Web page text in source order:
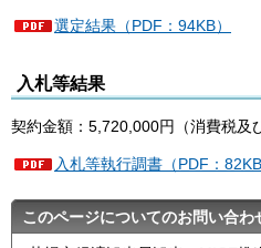
選定結果（PDF：94KB）
入札等結果
契約金額：5,720,000円（消費税及
入札等執行調書（PDF：82KB
このページについてのお問い合わ